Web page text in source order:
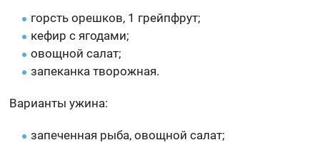
горсть орешков, 1 грейпфрут;
кефир с ягодами;
овощной салат;
запеканка творожная.
Варианты ужина:
запеченная рыба, овощной салат;